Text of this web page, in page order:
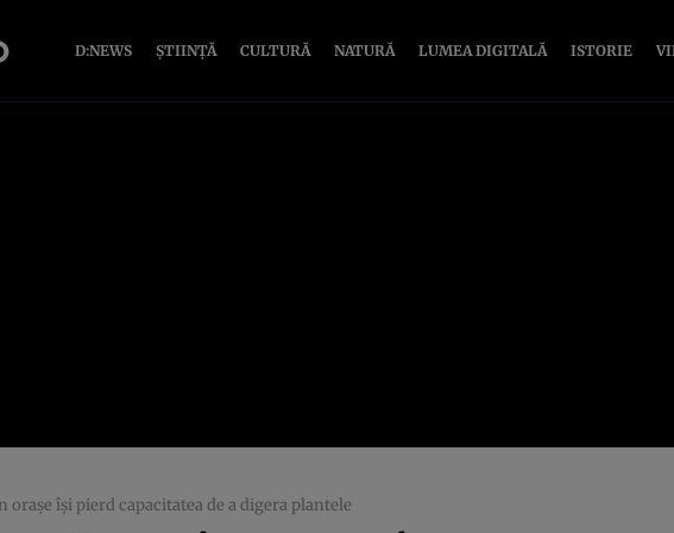
D:NEWS ȘTIINȚĂ CULTURĂ NATURĂ LUMEA DIGITALĂ ISTORIE
orașe își pierd capacitatea de a digera plantele